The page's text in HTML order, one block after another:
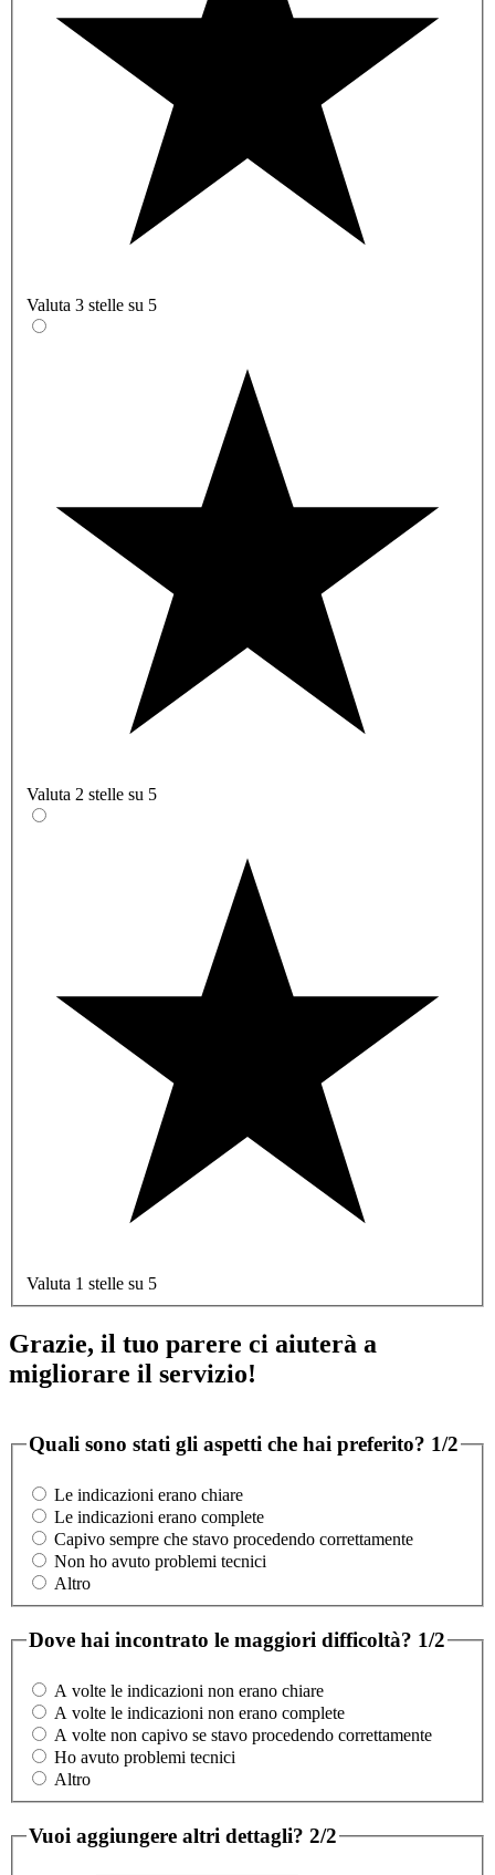
Valuta 3 stelle su 5
Valuta 2 stelle su 5
Valuta 1 stelle su 5
Grazie, il tuo parere ci aiuterà a
migliorare il servizio!
Quali sono stati gli aspetti che hai preferito? 1/2
Le indicazioni erano chiare
Le indicazioni erano complete
Capivo sempre che stavo procedendo correttamente
Non ho avuto problemi tecnici
Altro
Dove hai incontrato le maggiori difficoltà? 1/2
A volte le indicazioni non erano chiare
A volte le indicazioni non erano complete
A volte non capivo se stavo procedendo correttamente
Ho avuto problemi tecnici
Altro
Vuoi aggiungere altri dettagli? 2/2